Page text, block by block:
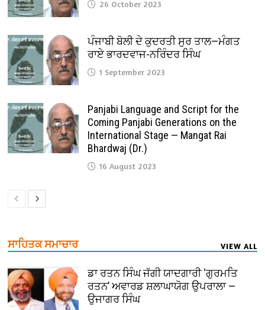
26 October 2023
ਪੰਜਾਬੀ ਬੋਲੀ ਦੇ ਕੁਦਰਤੀ ਸੁਰ ਤਾਲ—ਮੰਗਤ
ਰਾਏ ਭਾਰਦਵਾਜ-ਨਰਿੰਦਰ ਸਿੰਘ
1 September 2023
Panjabi Language and Script for the
Coming Panjabi Generations on the
International Stage — Mangat Rai
Bhardwaj (Dr.)
16 August 2023
ਸਾਹਿਤਕ ਸਮਾਚਾਰ VIEW ALL
ਡਾ ਰਤਨ ਸਿੰਘ ਜੱਗੀ ਯਾਦਗਾਰੀ ‘ਗੁਰਮਤਿ
ਰਤਨ’ ਅਵਾਰਡ ਸ਼ਲਾਘਾਯੋਗ ਉਪਰਾਲਾ —
ਉਜਾਗਰ ਸਿੰਘ